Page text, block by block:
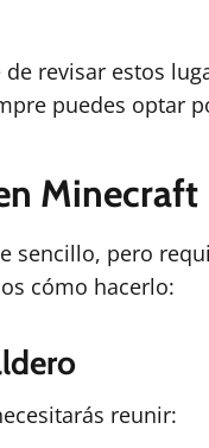
revisar estos
puedes optar
Minecraft
sencillo, pero
cómo hacerlo:
reunir: